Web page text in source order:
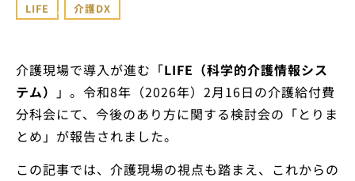
LIFE , 介護DX
介護現場で導入が進む「LIFE（科学的介護情報シス
テム）
」。令和8年（2026年）2月16日の介護給付費
分科会にて、今後のあり方に関する検討会の「とりま
とめ」が報告されました。
この記事では、介護現場の視点も踏まえ、これからの